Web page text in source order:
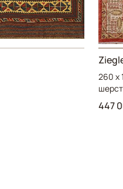
260 x
447